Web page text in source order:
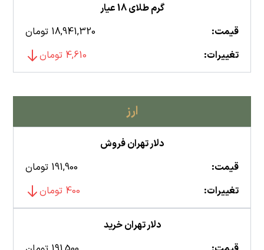
گرم طلای 18 عیار
قیمت:
18,941,320 تومان
تغییرات:
4,610 تومان
ارز
دلار تهران فروش
قیمت:
191,900 تومان
تغییرات:
400 تومان
دلار تهران خرید